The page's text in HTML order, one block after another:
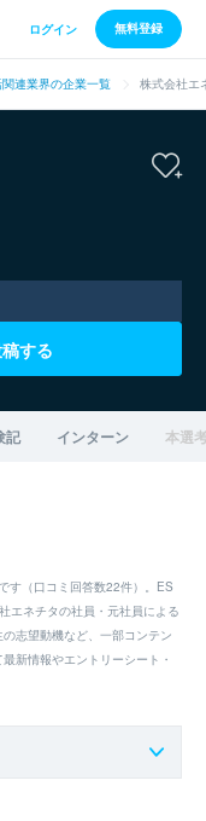
ログイン 無料登録
連業界の企業一覧 株式会社エ
する
記 インターン 本選
す（口コミ回答数22件）。ES
エネチタの社員・元社員による
志望動機など、一部コンテン
新情報やエントリーシート・